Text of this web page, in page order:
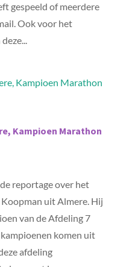
gespeeld of meerdere
Ook voor het
Kampioen Marathon
reportage over het
uit Almere. Hij
van de Afdeling 7
komen uit
afdeling